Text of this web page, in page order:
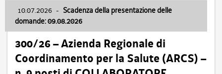
10.07.2026 - Scadenza della presentazione delle
domande: 09.08.2026
300/26 – Azienda Regionale di
Coordinamento per la Salute (ARCS) –